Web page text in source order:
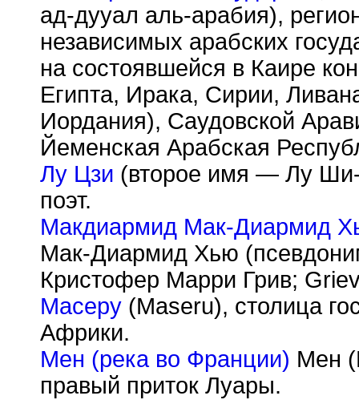
ад-дууал аль-арабия),
независимых арабских
на состоявшейся в Каире
Египта, Ирака, Сирии,
Иордания), Саудовской
Йеменская Арабская
Лу Цзи (второе имя — Лу
поэт.
Макдиармид Мак-Диармид
Мак-Диармид Хью
Кристофер Марри Грив;
Масеру (Maseru), столица
Африки.
Мен (река во Франции) Мен
правый приток Луары.